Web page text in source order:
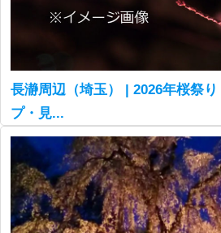
長瀞周辺（埼玉） | 2026年桜祭
プ・見...